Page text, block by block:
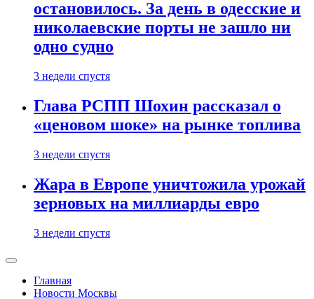
остановилось. За день в одесские и
николаевские порты не зашло ни
одно судно
3 недели спустя
Глава РСПП Шохин рассказал о
«ценовом шоке» на рынке топлива
3 недели спустя
Жара в Европе уничтожила урожай
зерновых на миллиарды евро
3 недели спустя
Главная
Новости Москвы